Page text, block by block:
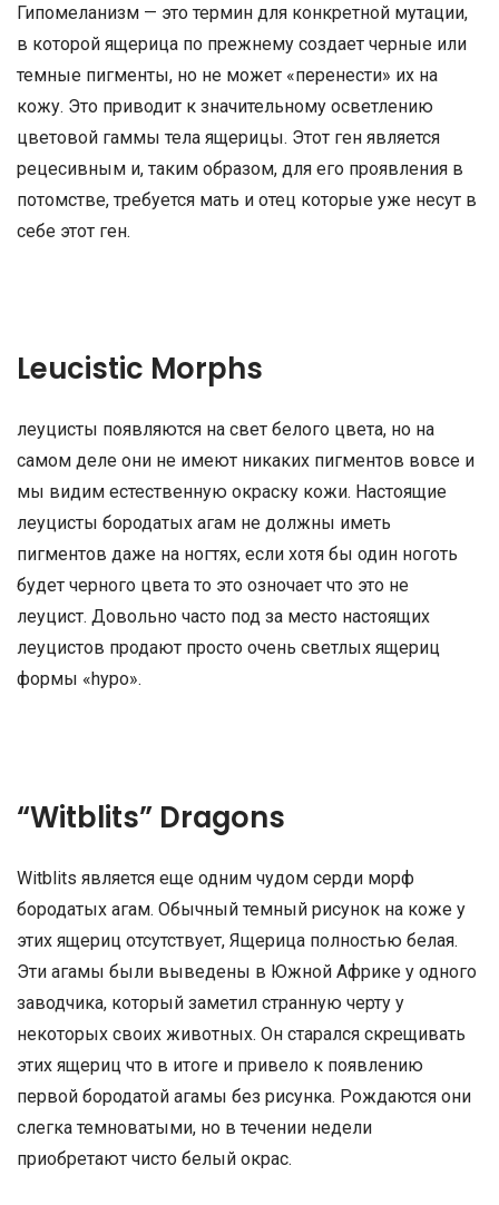
Гипомеланизм — это термин для конкретной мутации,
в которой ящерица по прежнему создает черные или
темные пигменты, но не может «перенести» их на
кожу. Это приводит к значительному осветлению
цветовой гаммы тела ящерицы. Этот ген является
рецесивным и, таким образом, для его проявления в
потомстве, требуется мать и отец которые уже несут в
себе этот ген.
Leucistic Morphs
леуцисты появляются на свет белого цвета, но на
самом деле они не имеют никаких пигментов вовсе и
мы видим естественную окраску кожи. Настоящие
леуцисты бородатых агам не должны иметь
пигментов даже на ногтях, если хотя бы один ноготь
будет черного цвета то это озночает что это не
леуцист. Довольно часто под за место настоящих
леуцистов продают просто очень светлых ящериц
формы «hypo».
“Witblits” Dragons
Witblits является еще одним чудом серди морф
бородатых агам. Обычный темный рисунок на коже у
этих ящериц отсутствует, Ящерица полностью белая.
Эти агамы были выведены в Южной Африке у одного
заводчика, который заметил странную черту у
некоторых своих животных. Он старался скрещивать
этих ящериц что в итоге и привело к появлению
первой бородатой агамы без рисунка. Рождаются они
слегка темноватыми, но в течении недели
приобретают чисто белый окрас.